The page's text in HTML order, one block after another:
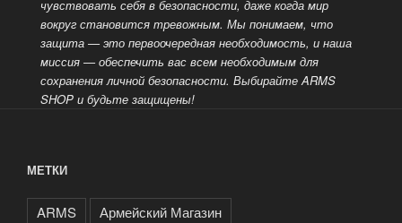
чувствовать себя в безопасности, даже когда мир
вокруг становится тревожным. Мы понимаем, что
защита — это первоочередная необходимость, и наша
миссия — обеспечить вас всем необходимым для
сохранения личной безопасности. Выбирайте ARMS
SHOP и будьте защищены!
МЕТКИ
ARMS
Армейский Магазин